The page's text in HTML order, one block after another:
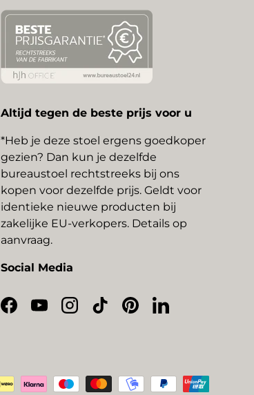
Altijd tegen de beste prijs voor u
*Heb je deze stoel ergens goedkoper
gezien? Dan kun je dezelfde
bureaustoel rechtstreeks bij ons
kopen voor dezelfde prijs. Geldt voor
identieke nieuwe producten bij
zakelijke EU-verkopers. Details op
aanvraag.
Social Media
Facebook
YouTubeInstagram
TikTokPinterestLinkedIn